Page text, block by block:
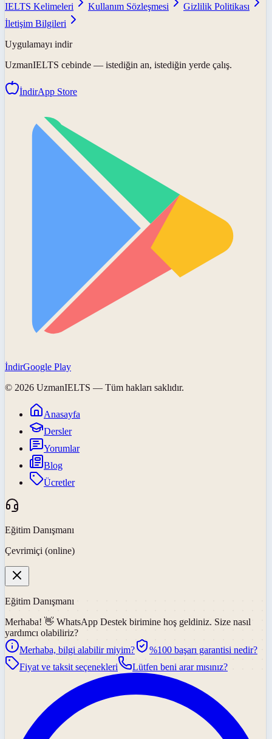
IELTS Kelimeleri
Kullanım Sözleşmesi
Gizlilik Politikası
İletişim Bilgileri
Uygulamayı indir
UzmanIELTS cebinde — istediğin an, istediğin yerde çalış.
İndirApp Store
İndirGoogle Play
© 2026 UzmanIELTS — Tüm hakları saklıdır.
Anasayfa
Dersler
Yorumlar
Blog
Ücretler
Eğitim Danışmanı
Çevrimiçi (online)
Eğitim Danışmanı
Merhaba! 👋 WhatsApp Destek birimine hoş geldiniz. Size nasıl
yardımcı olabiliriz?
Merhaba, bilgi alabilir miyim?
%100 başarı garantisi nedir?
Fiyat ve taksit seçenekleri
Lütfen beni arar mısınız?